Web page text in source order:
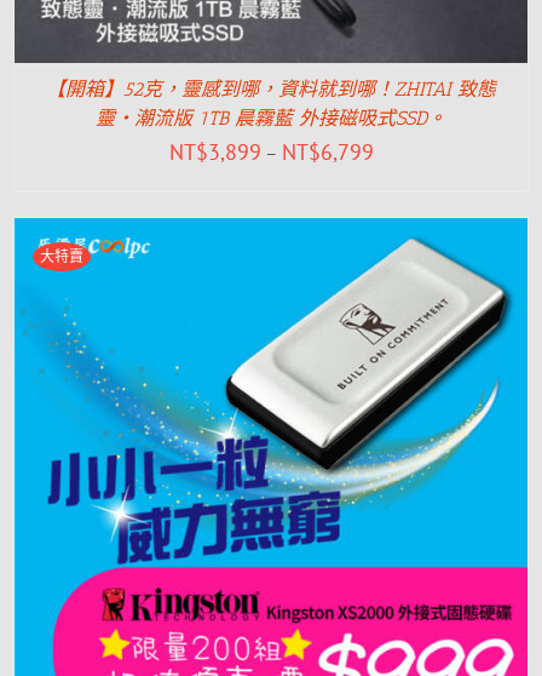
【開箱】52克，靈感到哪，資料就到哪！ZHITAI 致態
靈‧潮流版 1TB 晨霧藍 外接磁吸式SSD。
NT$3,899 – NT$6,799
大特賣